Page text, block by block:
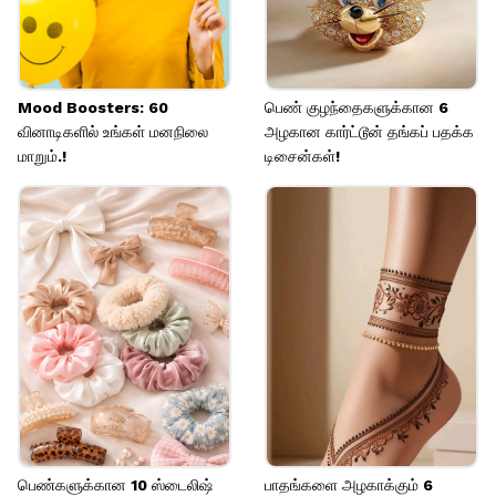
Mood Boosters: 60
வினாடிகளில் உங்கள் மனநிலை
மாறும்.!
பெண் குழந்தைகளுக்கான 6
அழகான கார்ட்டூன் தங்கப் பதக்க
டிசைன்கள்!
பெண்களுக்கான 10 ஸ்டைலிஷ் பாதங்களை அழகாக்கும் 6